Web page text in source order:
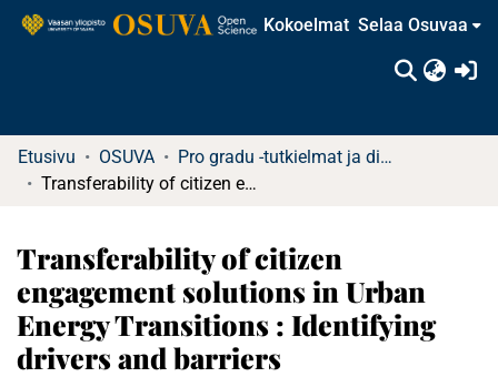
Kokoelmat Selaa Osuvaa
Etusivu OSUVA
Pro gradu -tutkielmat ja diplomityöt
Transferability of citizen engagement solutions in Urban Energy Transitions : Identifying drivers and barriers
Transferability of citizen
engagement solutions in Urban
Energy Transitions : Identifying
drivers and barriers